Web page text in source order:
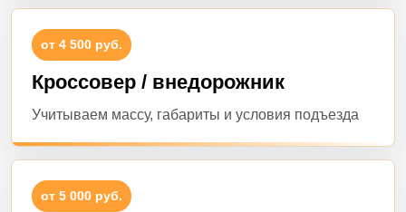
от 4 500 руб.
Кроссовер / внедорожник
Учитываем массу, габариты и условия подъезда
от 5 000 руб.